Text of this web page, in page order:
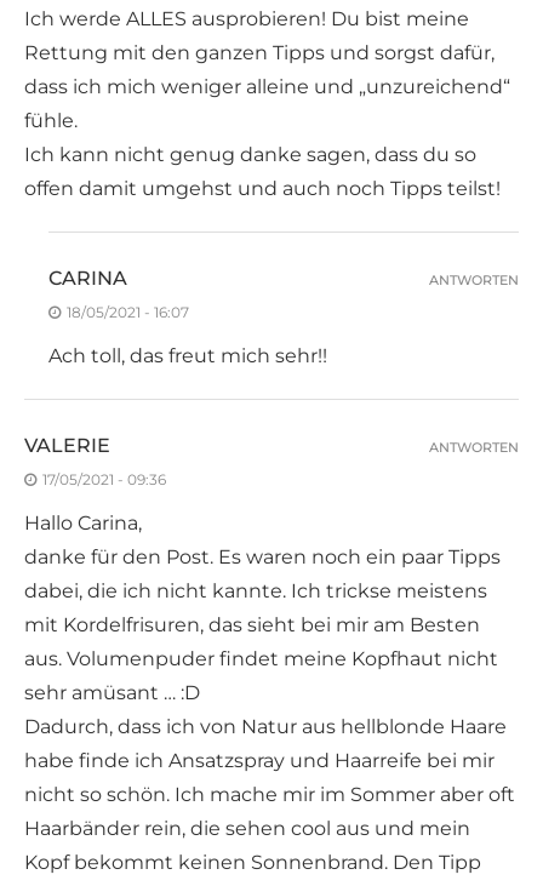
Ich werde ALLES ausprobieren! Du bist meine
Rettung mit den ganzen Tipps und sorgst dafür,
dass ich mich weniger alleine und „unzureichend“
fühle.
Ich kann nicht genug danke sagen, dass du so
offen damit umgehst und auch noch Tipps teilst!
CARINA
18/05/2021 - 16:07
Ach toll, das freut mich sehr!!
ANTWORTEN
VALERIE
17/05/2021 - 09:36
Hallo Carina,
danke für den Post. Es waren noch ein paar Tipps
dabei, die ich nicht kannte. Ich trickse meistens
mit Kordelfrisuren, das sieht bei mir am Besten
aus. Volumenpuder findet meine Kopfhaut nicht
sehr amüsant … :D
Dadurch, dass ich von Natur aus hellblonde Haare
habe finde ich Ansatzspray und Haarreife bei mir
nicht so schön. Ich mache mir im Sommer aber oft
Haarbänder rein, die sehen cool aus und mein
Kopf bekommt keinen Sonnenbrand. Den Tipp
ANTWORTEN